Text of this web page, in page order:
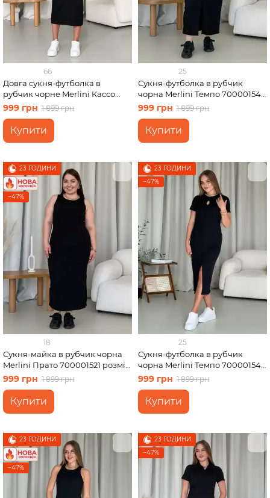
66
Довга сукня-футболка в
рубчик чорне Merlini Кассо
700000121 розмір 46-48 (L-XL)
999 грн 1 899 грн
Купити
25
Сукня-футболка в рубчик
чорна Merlini Темпо 700001541
розмір 2XL-3XL
999 грн 1 899 грн
Купити
23 ГОДИНИ
−47%
18
Сукня-майка в рубчик чорна
Merlini Прато 700001521 розмір
2XL-3XL
999 грн 1 899 грн
Купити
23 ГОДИНИ
−47%
25
Сукня-футболка в рубчик
чорна Merlini Темпо 700001541
розмір L-XL
999 грн 1 899 грн
Купити
23 ГОДИНИ
−47%
23 ГОДИНИ
−47%